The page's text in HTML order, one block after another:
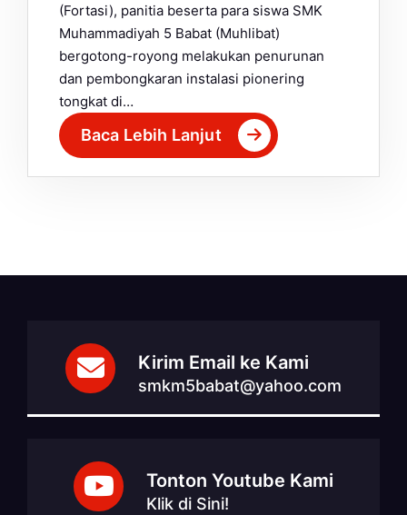
(Fortasi), panitia beserta para siswa SMK
Muhammadiyah 5 Babat (Muhlibat)
bergotong-royong melakukan penurunan
dan pembongkaran instalasi pionering
tongkat di…
Baca Lebih Lanjut
Kirim Email ke Kami
smkm5babat@yahoo.com
Tonton Youtube Kami
Klik di Sini!